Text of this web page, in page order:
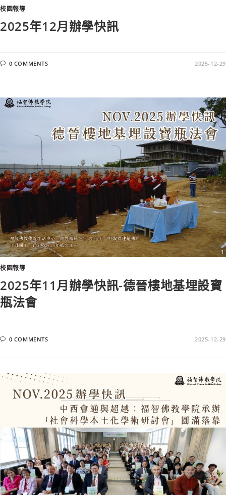
校園報導
2025年12月辦學快訊
0 COMMENTS 2025-12-29
校園報導
2025年11月辦學快訊-德晉樓地基埋設寶
瓶法會
0 COMMENTS 2025-12-29